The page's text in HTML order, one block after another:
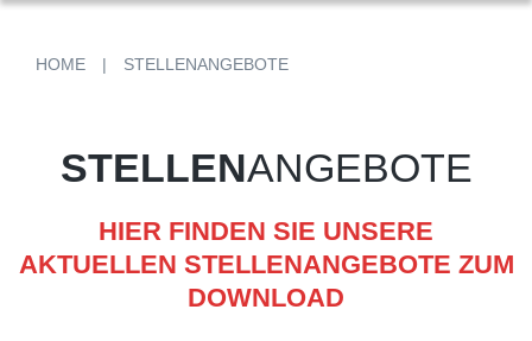
HOME | STELLENANGEBOTE
STELLENANGEBOTE
HIER FINDEN SIE UNSERE
AKTUELLEN STELLENANGEBOTE ZUM
DOWNLOAD